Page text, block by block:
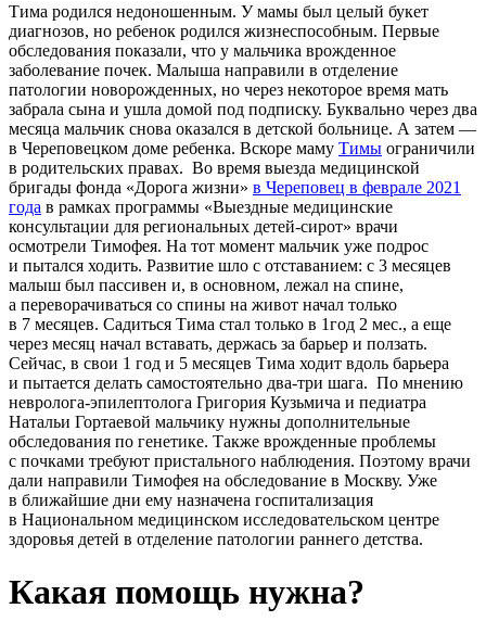
Тима родился недоношенным. У мамы был целый букет
диагнозов, но ребенок родился жизнеспособным. Первые
обследования показали, что у мальчика врожденное
заболевание почек. Малыша направили в отделение
патологии новорожденных, но через некоторое время мать
забрала сына и ушла домой под подписку. Буквально через два
месяца мальчик снова оказался в детской больнице. А затем —
в Череповецком доме ребенка. Вскоре маму Тимы ограничили
в родительских правах. Во время выезда медицинской
бригады фонда «Дорога жизни» в Череповец в феврале 2021
года в рамках программы «Выездные медицинские
консультации для региональных детей-сирот» врачи
осмотрели Тимофея. На тот момент мальчик уже подрос
и пытался ходить. Развитие шло с отставанием: с 3 месяцев
малыш был пассивен и, в основном, лежал на спине,
а переворачиваться со спины на живот начал только
в 7 месяцев. Садиться Тима стал только в 1год 2 мес., а еще
через месяц начал вставать, держась за барьер и ползать.
Сейчас, в свои 1 год и 5 месяцев Тима ходит вдоль барьера
и пытается делать самостоятельно два-три шага. По мнению
невролога-эпилептолога Григория Кузьмича и педиатра
Натальи Гортаевой мальчику нужны дополнительные
обследования по генетике. Также врожденные проблемы
с почками требуют пристального наблюдения. Поэтому врачи
дали направили Тимофея на обследование в Москву. Уже
в ближайшие дни ему назначена госпитализация
в Национальном медицинском исследовательском центре
здоровья детей в отделение патологии раннего детства.
Какая помощь нужна?